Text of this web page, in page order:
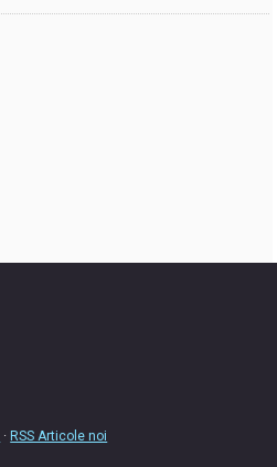
· RSS Articole noi